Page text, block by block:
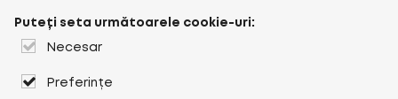
Puteți seta următoarele cookie-uri:
Necesar
Preferințe